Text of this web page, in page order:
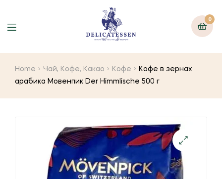
0
Home Чай, Кофе, Какао Кофе
Кофе в зернах
арабика Мовенпик Der Himmlische 500 г